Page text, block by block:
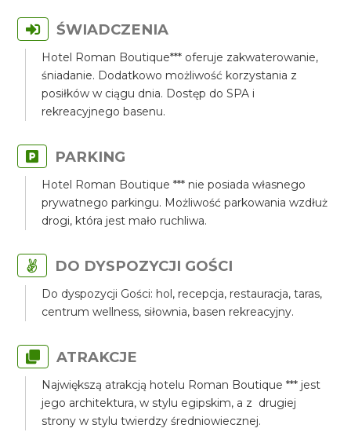
ŚWIADCZENIA
Hotel Roman Boutique*** oferuje zakwaterowanie,
śniadanie. Dodatkowo możliwość korzystania z
posiłków w ciągu dnia. Dostęp do SPA i
rekreacyjnego basenu.
PARKING
Hotel Roman Boutique *** nie posiada własnego
prywatnego parkingu. Możliwość parkowania wzdłuż
drogi, która jest mało ruchliwa.
DO DYSPOZYCJI GOŚCI
Do dyspozycji Gości: hol, recepcja, restauracja, taras,
centrum wellness, siłownia, basen rekreacyjny.
ATRAKCJE
Największą atrakcją hotelu Roman Boutique *** jest
jego architektura, w stylu egipskim, a z drugiej
strony w stylu twierdzy średniowiecznej.